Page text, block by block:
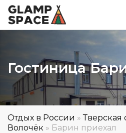
Гостиница
Отдых в России »Тверская
Волочёк » Барин приехал